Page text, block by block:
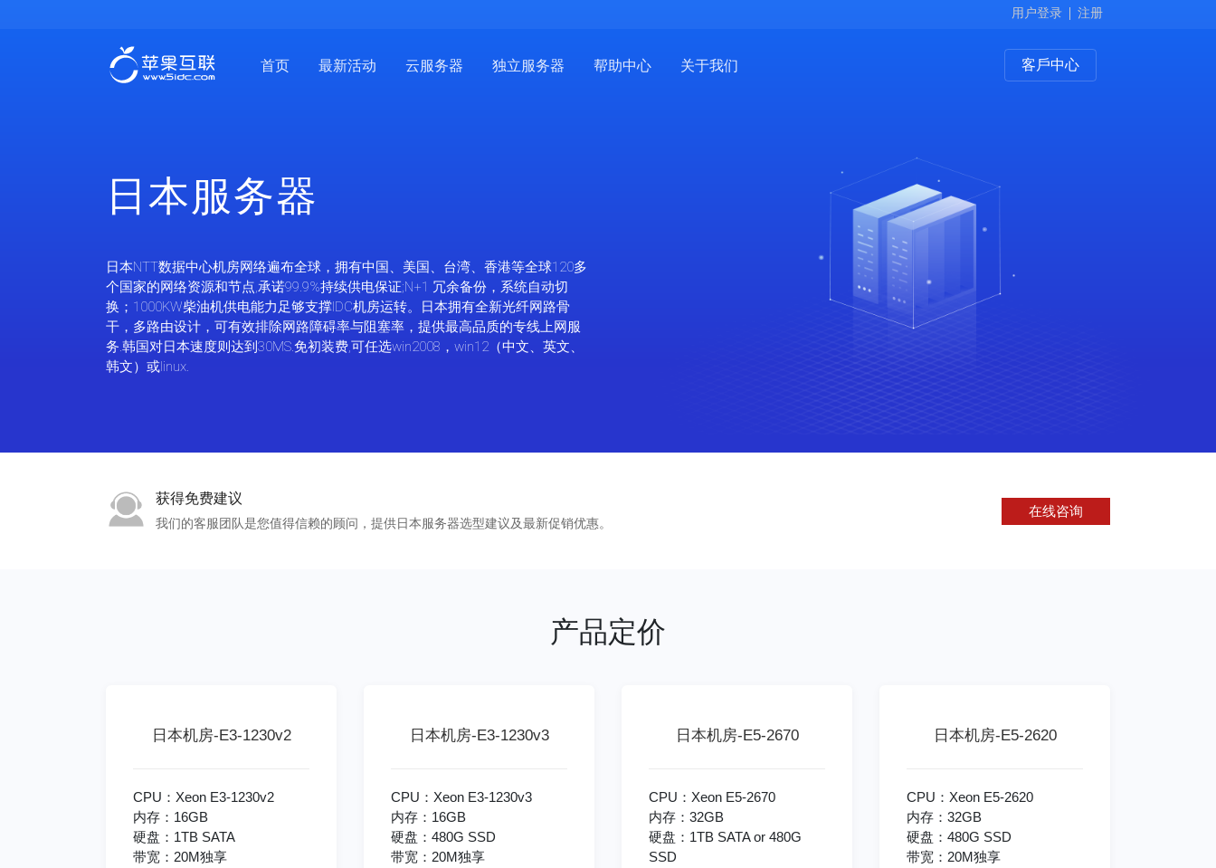
用户登录 注册
首页 最新活动 云服务器 独立服务器 帮助中心 关于我们 客戶中心
日本服务器
日本NTT数据中心机房网络遍布全球，拥有中国、美国、台湾、香港等全球120多
个国家的网络资源和节点,承诺99.9%持续供电保证;N+1 冗余备份，系统自动切
换；1000KW柴油机供电能力足够支撑IDC机房运转。日本拥有全新光纤网路骨
干，多路由设计，可有效排除网路障碍率与阻塞率，提供最高品质的专线上网服
务.韩国对日本速度则达到30MS.免初装费,可任选win2008，win12（中文、英文、
韩文）或linux.
获得免费建议
我们的客服团队是您值得信赖的顾问，提供日本服务器选型建议及最新促销优惠。
在线咨询
产品定价
日本机房-E3-1230v2
CPU：Xeon E3-1230v2
内存：16GB
硬盘：1TB SATA
带宽：20M独享
日本机房-E3-1230v3
CPU：Xeon E3-1230v3
内存：16GB
硬盘：480G SSD
带宽：20M独享
日本机房-E5-2670
CPU：Xeon E5-2670
内存：32GB
硬盘：1TB SATA or 480G
SSD
日本机房-E5-2620
CPU：Xeon E5-2620
内存：32GB
硬盘：480G SSD
带宽：20M独享